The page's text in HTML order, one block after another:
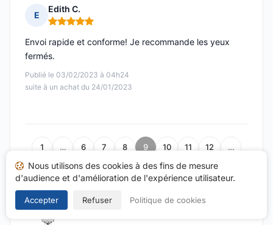
E
Edith C.
Note : 5 sur 5
Publié le 03/02/2023 à 04h24
suite à un achat du 24/01/2023
Envoi rapide et conforme! Je recommande les yeux
fermés.
1 … 6 7 8 9 10 11 12 …
22
Nous utilisons des cookies à des fins de mesure
d'audience et d'amélioration de l'expérience utilisateur.
Accepter Refuser Politique de cookies